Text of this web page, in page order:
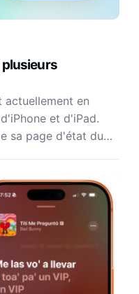
plusieurs
actuellement en
et d'iPad.
sa page d'état du…